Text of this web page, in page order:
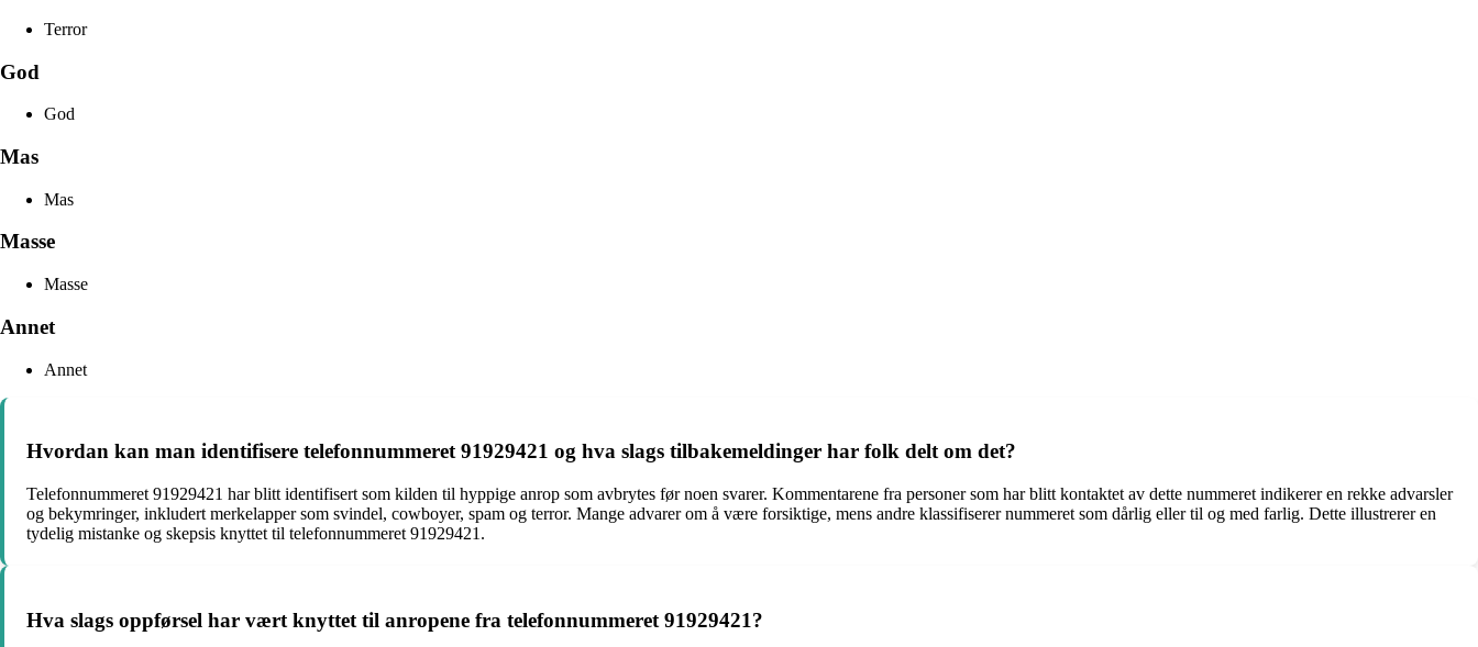
Terror
God
God
Mas
Mas
Masse
Masse
Annet
Annet
Hvordan kan man identifisere telefonnummeret 91929421 og hva slags tilbakemeldinger har folk delt om det?
Telefonnummeret 91929421 har blitt identifisert som kilden til hyppige anrop som avbrytes før noen svarer. Kommentarene fra personer som har blitt kontaktet av dette nummeret indikerer en rekke advarsler
og bekymringer, inkludert merkelapper som svindel, cowboyer, spam og terror. Mange advarer om å være forsiktige, mens andre klassifiserer nummeret som dårlig eller til og med farlig. Dette illustrerer en
tydelig mistanke og skepsis knyttet til telefonnummeret 91929421.
Hva slags oppførsel har vært knyttet til anropene fra telefonnummeret 91929421?